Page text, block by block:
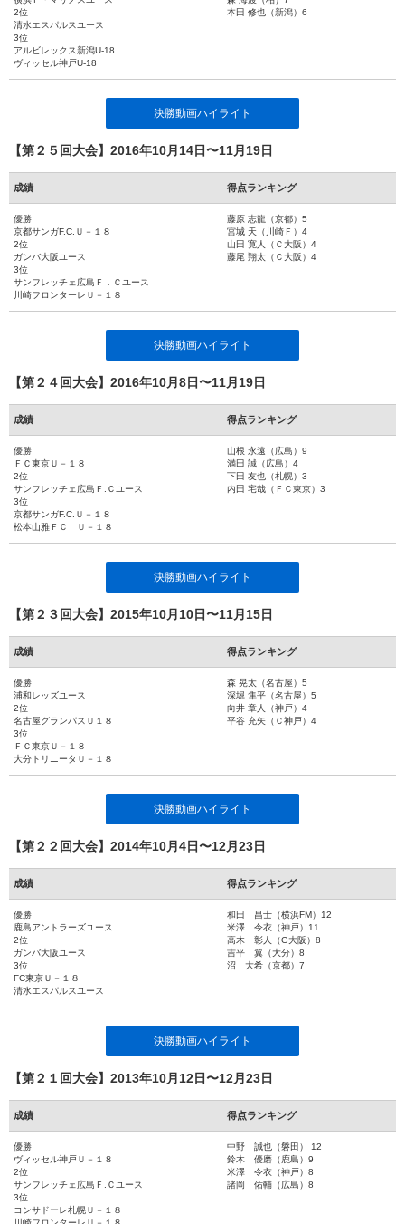
2位
清水エスパルスユース
3位
アルビレックス新潟U-18
ヴィッセル神戸U-18
本田 修也（新潟）6
決勝動画ハイライト
【第２５回大会】2016年10月14日〜11月19日
成績 得点ランキング
優勝
京都サンガF.C.Ｕ－１８
2位
ガンバ大阪ユース
3位
サンフレッチェ広島Ｆ．Ｃユース
川崎フロンターレＵ－１８
藤原 志龍（京都）5
宮城 天（川崎Ｆ）4
山田 寛人（Ｃ大阪）4
藤尾 翔太（Ｃ大阪）4
決勝動画ハイライト
【第２４回大会】2016年10月8日〜11月19日
成績 得点ランキング
優勝
ＦＣ東京Ｕ－１８
2位
サンフレッチェ広島Ｆ.Ｃユース
3位
京都サンガF.C.Ｕ－１８
松本山雅ＦＣ Ｕ－１８
山根 永遠（広島）9
満田 誠（広島）4
下田 友也（札幌）3
内田 宅哉（ＦＣ東京）3
決勝動画ハイライト
【第２３回大会】2015年10月10日〜11月15日
成績 得点ランキング
優勝
浦和レッズユース
2位
名古屋グランパスＵ１８
3位
ＦＣ東京Ｕ－１８
大分トリニータＵ－１８
森 晃太（名古屋）5
深堀 隼平（名古屋）5
向井 章人（神戸）4
平谷 充矢（Ｃ神戸）4
決勝動画ハイライト
【第２２回大会】2014年10月4日〜12月23日
成績 得点ランキング
優勝
鹿島アントラーズユース
2位
ガンバ大阪ユース
3位
FC東京Ｕ－１８
清水エスパルスユース
和田 昌士（横浜FM）12
米澤 令衣（神戸）11
高木 彰人（G大阪）8
吉平 翼（大分）8
沼 大希（京都）7
決勝動画ハイライト
【第２１回大会】2013年10月12日〜12月23日
成績 得点ランキング
優勝
ヴィッセル神戸Ｕ－１８
2位
サンフレッチェ広島Ｆ.Ｃユース
3位
コンサドーレ札幌Ｕ－１８
中野 誠也（磐田） 12
鈴木 優磨（鹿島）9
米澤 令衣（神戸）8
諸岡 佑輔（広島）8